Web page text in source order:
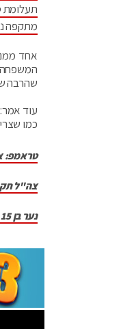
תעלומת
מתקפה
אחד
המשפחה
שהרבה
עוד
כמו
טראמפ:
צה"ל
נער בן 15 נעצר כשנהג בפרעות בטרקטורון